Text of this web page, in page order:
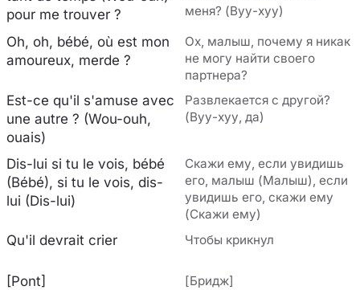
pour me trouver ?
меня? (Вуу-хуу)
Oh, oh, bébé, où est mon
amoureux, merde ?
Ох, малыш, почему я никак
не могу найти своего
партнера?
Est-ce qu'il s'amuse avec
une autre ? (Wou-ouh,
ouais)
Развлекается с другой?
(Вуу-хуу, да)
Dis-lui si tu le vois, bébé
(Bébé), si tu le vois, dis-
lui (Dis-lui)
Скажи ему, если увидишь
его, малыш (Малыш), если
увидишь его, скажи ему
(Скажи ему)
Qu'il devrait crier Чтобы крикнул
[Pont] [Бридж]